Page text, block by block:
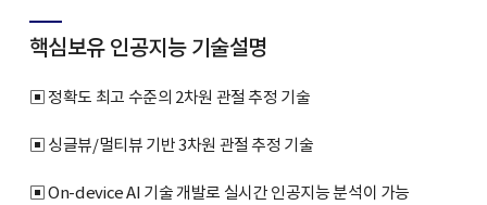
핵심보유 인공지능 기술설명
▣ 정확도 최고 수준의 2차원 관절 추정 기술
▣ 싱글뷰/멀티뷰 기반 3차원 관절 추정 기술
▣ On-device AI 기술 개발로 실시간 인공지능 분석이 가능